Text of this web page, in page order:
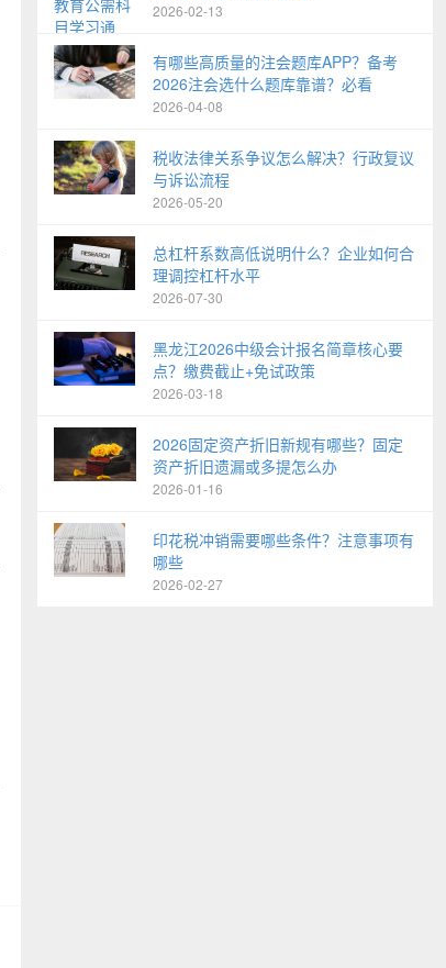
2026-02-13
有哪些高质量的注会题库APP？备考
2026注会选什么题库靠谱？必看
2026-04-08
税收法律关系争议怎么解决？行政复议
与诉讼流程
2026-05-20
总杠杆系数高低说明什么？企业如何合
理调控杠杆水平
2026-07-30
黑龙江2026中级会计报名简章核心要
点？缴费截止+免试政策
2026-03-18
2026固定资产折旧新规有哪些？固定
资产折旧遗漏或多提怎么办
2026-01-16
印花税冲销需要哪些条件？注意事项有
哪些
2026-02-27